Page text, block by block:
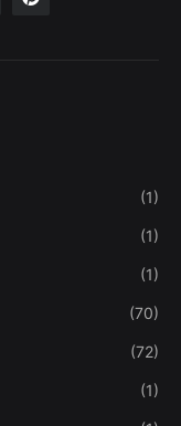
(1)
(1)
(1)
(70)
(72)
(1)